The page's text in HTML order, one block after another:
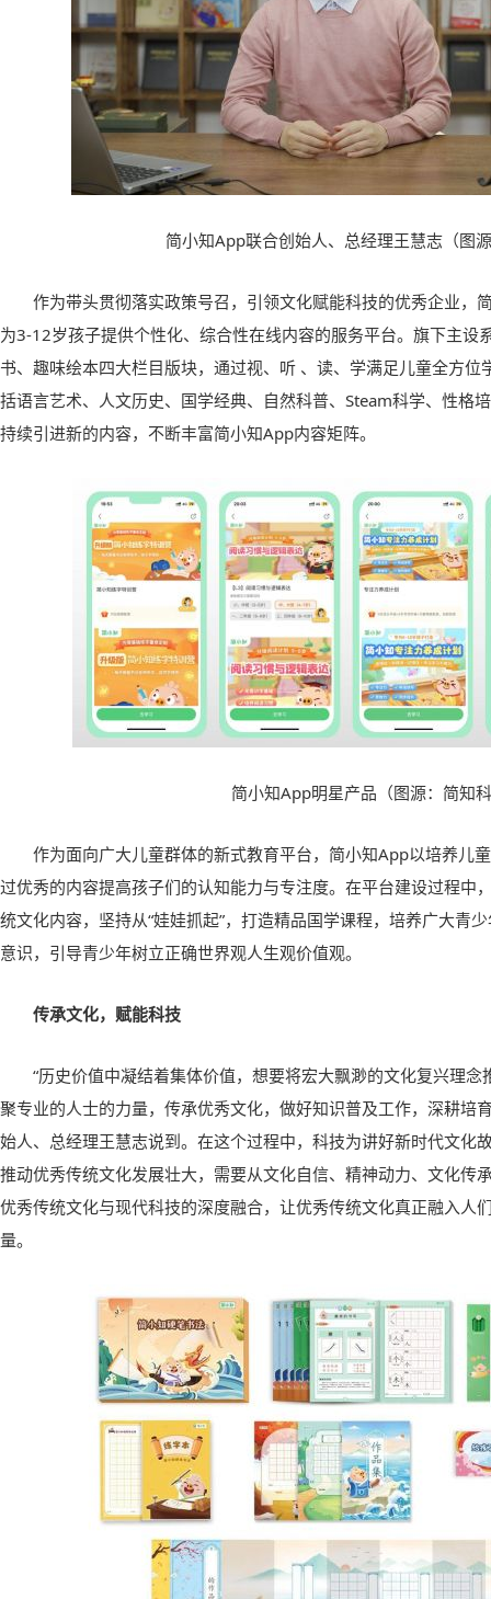
简小知App联合创始人、总经理王慧志 （图源
作为带头贯彻落实政策号召，引领文化赋能科技的优秀企业，
为3-12岁孩子提供个性化、综合性在线内容的服务平台。旗下主设
书、趣味绘本四大栏目版块，通过视、听 、读、学满足儿童全方位
括语言艺术、人文历史、国学经典、自然科普、Steam科学、性格
持续引进新的内容，不断丰富简小知App内容矩阵。
简小知App明星产品 （图源： 简知
作为面向广大儿童群体的新式教育平台，简小知App以培养儿
过优秀的内容提高孩子们的认知能力与专注度。在平台建设过程中
统文化内容，坚持从“娃娃抓起”，打造精品国学课程，培养广大青
意识，引导青少年树立正确世界观人生观价值观。
传承文化，赋能科技
“历史价值中凝结着集体价值，想要将宏大飘渺的文化复兴理
聚专业的人士的力量，传承优秀文化，做好知识普及工作，深耕培
始人、总经理王慧志说到。在这个过程中，科技为讲好新时代文化
推动优秀传统文化发展壮大，需要从文化自信、精神动力、文化传
优秀传统文化与现代科技的深度融合，让优秀传统文化真正融入人
量。